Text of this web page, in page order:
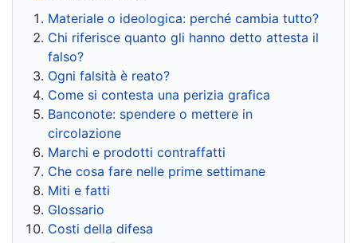
Materiale o ideologica: perché cambia tutto?
Chi riferisce quanto gli hanno detto attesta il
falso?
Ogni falsità è reato?
Come si contesta una perizia grafica
Banconote: spendere o mettere in
circolazione
Marchi e prodotti contraffatti
Che cosa fare nelle prime settimane
Miti e fatti
Glossario
Costi della difesa